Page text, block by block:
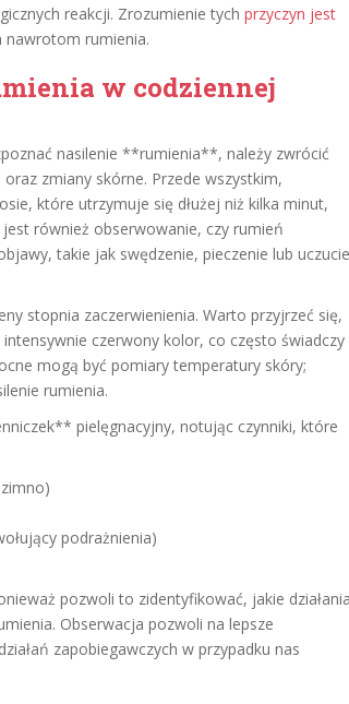
reakcji. Zrozumienie tych przyczyn jest
nawrotom rumienia.
w codziennej
nasilenie **rumienia**, należy zwrócić
zmiany skórne. Przede wszystkim,
które utrzymuje się dłużej niż kilka minut,
również obserwowanie, czy rumień
takie jak swędzenie, pieczenie lub uczucie
stopnia zaczerwienienia. Warto przyjrzeć się,
czerwony kolor, co często świadczy
mogą być pomiary temperatury skóry;
rumienia.
pielęgnacyjny, notując czynniki, które
podrażnienia)
pozwoli to zidentyfikować, jakie działania
Obserwacja pozwoli na lepsze
zapobiegawczych w przypadku nas